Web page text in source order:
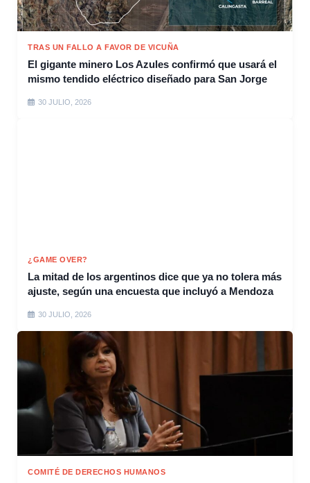
TRAS UN FALLO A FAVOR DE VICUÑA
El gigante minero Los Azules confirmó que usará el
mismo tendido eléctrico diseñado para San Jorge
30 JULIO, 2026
¿GAME OVER?
La mitad de los argentinos dice que ya no tolera más
ajuste, según una encuesta que incluyó a Mendoza
30 JULIO, 2026
COMITÉ DE DERECHOS HUMANOS